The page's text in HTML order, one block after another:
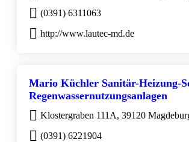
(0391) 6311063
http://www.lautec-md.de
Mario Küchler Sanitär-Heizung-
Regenwassernutzungsanlagen
Klostergraben 111A, 39120
(0391) 6221904